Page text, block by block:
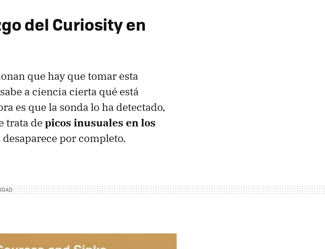
del Curiosity en
que hay que tomar esta
a ciencia cierta qué está
es que la sonda lo ha detectado,
trata depicos inusuales en los
por completo.